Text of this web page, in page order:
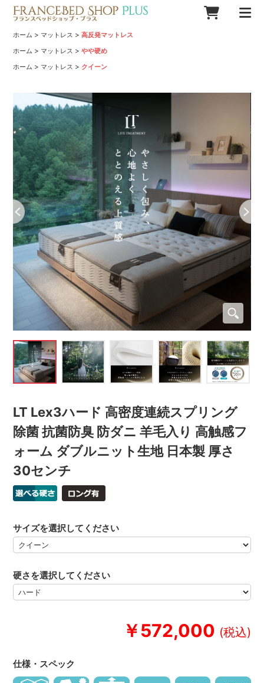
ホーム > マットレス >高反発マットレス
ホーム > マットレス >やや硬め
ホーム > マットレス > クイーン
LT Lex3ハード 高密度連続スプリング
除菌 抗菌防臭 防ダニ 羊毛入り 高触感フ
ォーム ダブルニット生地 日本製 厚さ
30センチ
￥572,000
サイズを選択してください
硬さを選択してください
仕様・スペック